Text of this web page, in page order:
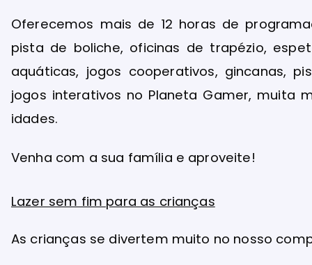
Oferecemos mais de 12 horas de
pista de boliche, oficinas de trapézio,
aquáticas, jogos cooperativos, gincanas,
jogos interativos no Planeta Gamer, muita
idades.
Venha com a sua família e aproveite!
Lazer sem fim para as crianças
As crianças se divertem muito no nosso